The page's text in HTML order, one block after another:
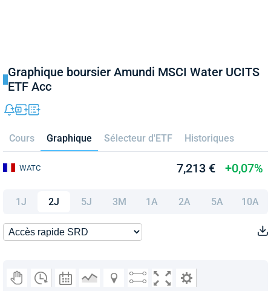
Graphique boursier Amundi MSCI Water UCITS
ETF Acc
Cours Graphique Sélecteur d'ETF Historiques
WATC 7,213 € +0,07%
1J 2J 5J 3M 1A 2A 5A 10A